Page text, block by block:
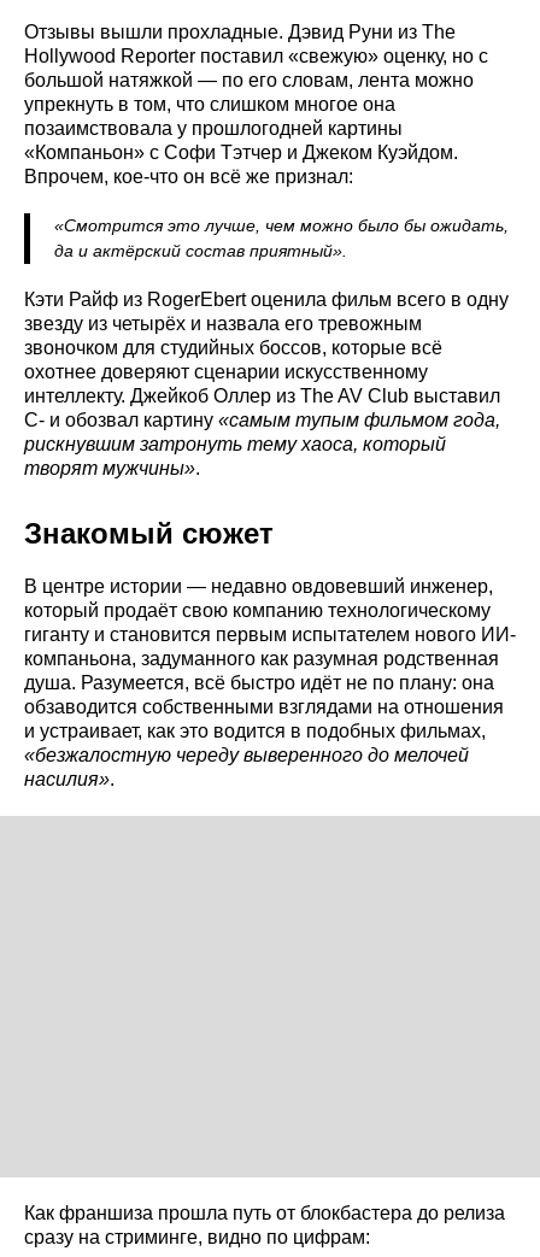
Отзывы вышли прохладные. Дэвид Руни из The
Hollywood Reporter поставил «свежую» оценку, но с
большой натяжкой — по его словам, лента можно
упрекнуть в том, что слишком многое она
позаимствовала у прошлогодней картины
«Компаньон» с Софи Тэтчер и Джеком Куэйдом.
Впрочем, кое-что он всё же признал:
«Смотрится это лучше, чем можно было бы ожидать,
да и актёрский состав приятный».
Кэти Райф из RogerEbert оценила фильм всего в одну
звезду из четырёх и назвала его тревожным
звоночком для студийных боссов, которые всё
охотнее доверяют сценарии искусственному
интеллекту. Джейкоб Оллер из The AV Club выставил
C- и обозвал картину «самым тупым фильмом года,
рискнувшим затронуть тему хаоса, который
творят мужчины».
Знакомый сюжет
В центре истории — недавно овдовевший инженер,
который продаёт свою компанию технологическому
гиганту и становится первым испытателем нового ИИ-
компаньона, задуманного как разумная родственная
душа. Разумеется, всё быстро идёт не по плану: она
обзаводится собственными взглядами на отношения
и устраивает, как это водится в подобных фильмах,
«безжалостную череду выверенного до мелочей
насилия».
Как франшиза прошла путь от блокбастера до релиза
сразу на стриминге, видно по цифрам: